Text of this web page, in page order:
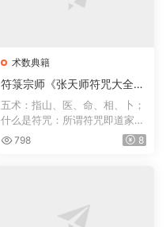
术数典籍
符箓宗师《张天师符咒大全》
符咒术法趋吉避凶方术
五术：指山、医、命、相、卜；
什么是符咒：所谓符咒即道家所
用的“符文咒训”的简称...
798 8